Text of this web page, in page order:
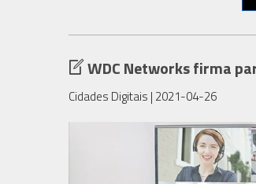
WDC Networks firma
Cidades Digitais | 2021-04-26